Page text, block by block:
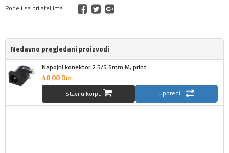
Podeli sa prijateljima:
Nedavno pregledani proizvodi
Napojni konektor 2.5/5.5mm M, print
48,00Din
Stavi u korpu Uporedi